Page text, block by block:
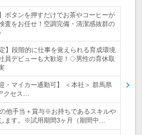
ボタンを押すだけでお茶やコーヒーが
査をお任せ！空調完備・清潔感抜群の
】段階的に仕事を覚えられる育成環境
員デビューも大歓迎！◇男性の育休取
・マイカー通勤可】 ＜本社＞ 群馬県
クセス…
他手当＋賞与※お持ちであるスキルや
ます。※試用期間3ヶ月（期間中…